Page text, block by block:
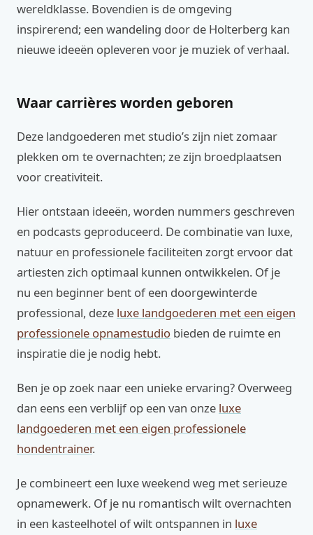
wereldklasse. Bovendien is de omgeving
inspirerend; een wandeling door de Holterberg kan
nieuwe ideeën opleveren voor je muziek of verhaal.
Waar carrières worden geboren
Deze landgoederen met studio’s zijn niet zomaar
plekken om te overnachten; ze zijn broedplaatsen
voor creativiteit.
Hier ontstaan ideeën, worden nummers geschreven
en podcasts geproduceerd. De combinatie van luxe,
natuur en professionele faciliteiten zorgt ervoor dat
artiesten zich optimaal kunnen ontwikkelen. Of je
nu een beginner bent of een doorgewinterde
professional, deze luxe landgoederen met een eigen
professionele opnamestudio bieden de ruimte en
inspiratie die je nodig hebt.
Ben je op zoek naar een unieke ervaring? Overweeg
dan eens een verblijf op een van onze luxe
landgoederen met een eigen professionele
hondentrainer.
Je combineert een luxe weekend weg met serieuze
opnamewerk. Of je nu romantisch wilt overnachten
in een kasteelhotel of wilt ontspannen in luxe